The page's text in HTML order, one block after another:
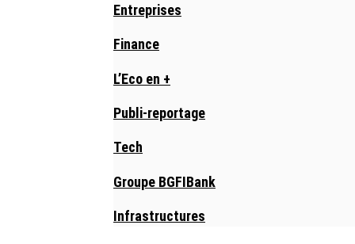
Entreprises
Finance
L’Eco en +
Publi-reportage
Tech
Groupe BGFIBank
Infrastructures